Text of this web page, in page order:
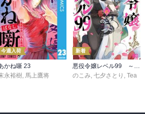
今週入荷
かね噺 23
永裕樹, 馬上鷹将
新着
悪役令嬢レベル99 ～私は裏ボスですが魔王ではありません～ その６
のこみ, 七夕さとり , Tea